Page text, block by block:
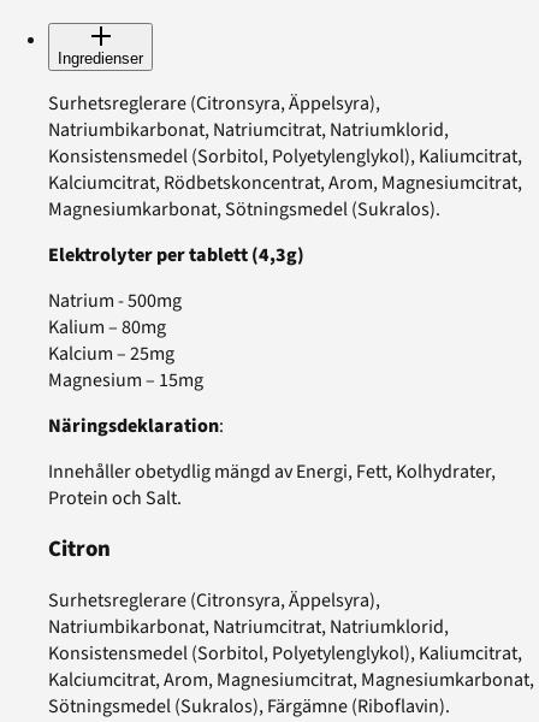
Ingredienser
Surhetsreglerare (Citronsyra, Äppelsyra),
Natriumbikarbonat, Natriumcitrat, Natriumklorid,
Konsistensmedel (Sorbitol, Polyetylenglykol), Kaliumcitrat,
Kalciumcitrat, Rödbetskoncentrat, Arom, Magnesiumcitrat,
Magnesiumkarbonat, Sötningsmedel (Sukralos).
Elektrolyter per tablett (4,3g)
Natrium - 500mg
Kalium – 80mg
Kalcium – 25mg
Magnesium – 15mg
Näringsdeklaration:
Innehåller obetydlig mängd av Energi, Fett, Kolhydrater,
Protein och Salt.
Citron
Surhetsreglerare (Citronsyra, Äppelsyra),
Natriumbikarbonat, Natriumcitrat, Natriumklorid,
Konsistensmedel (Sorbitol, Polyetylenglykol), Kaliumcitrat,
Kalciumcitrat, Arom, Magnesiumcitrat, Magnesiumkarbonat,
Sötningsmedel (Sukralos), Färgämne (Riboflavin).